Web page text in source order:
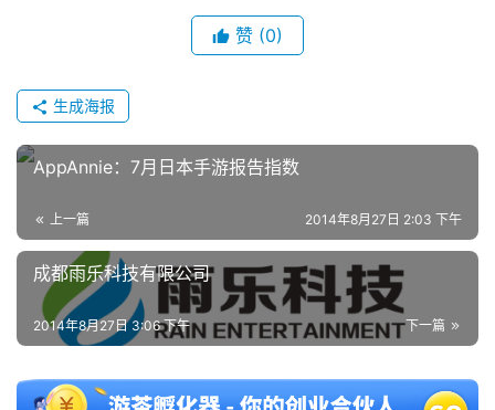
戏
2
5
第
三
届
茶
赞 (0)
生成海报
AppAnnie：7月日本手游报告指数
上一篇 2014年8月27日 2:03 下午
成都雨乐科技有限公司
下一篇
2014年8月27日 3:06 下午